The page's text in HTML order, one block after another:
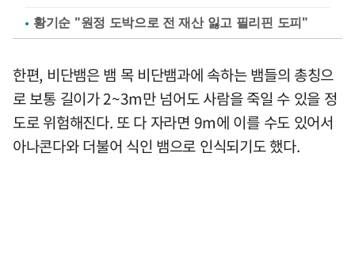
황기순 "원정 도박으로 전 재산 잃고 필리핀 도피"
한편, 비단뱀은 뱀 목 비단뱀과에 속하는 뱀들의 총칭으
로 보통 길이가 2~3m만 넘어도 사람을 죽일 수 있을 정
도로 위험해진다. 또 다 자라면 9m에 이를 수도 있어서
아나콘다와 더불어 식인 뱀으로 인식되기도 했다.